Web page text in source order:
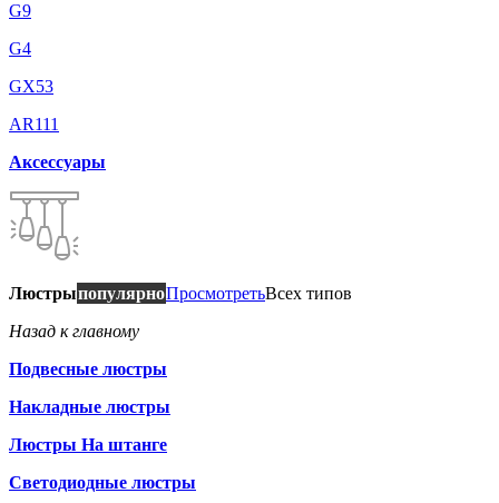
G9
G4
GX53
AR111
Аксессуары
ЛюстрыпопулярноПросмотретьВсех типов
Назад к главному
Подвесные люстры
Накладные люстры
Люстры На штанге
Светодиодные люстры